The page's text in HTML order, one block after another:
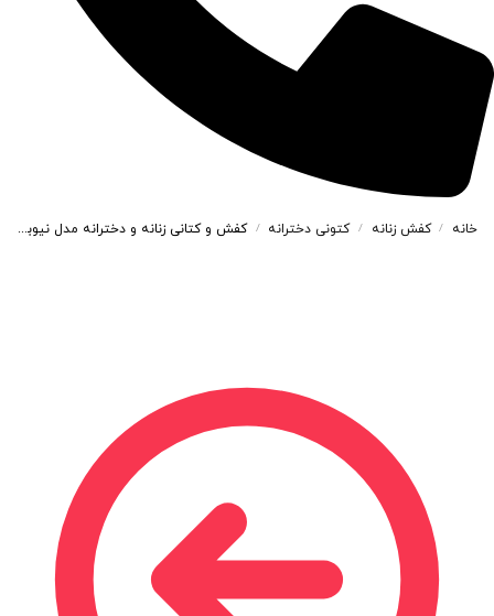
خانه / کفش زنانه / کتونی دخترانه / کفش و کتانی زنانه و دخترانه مدل نیوبالانس NEWBALANCE رنگ طوسی کد M672